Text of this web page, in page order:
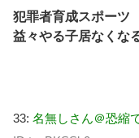
犯罪者育成スポーツ
益々やる子居なくな
33: 名無しさん＠恐縮